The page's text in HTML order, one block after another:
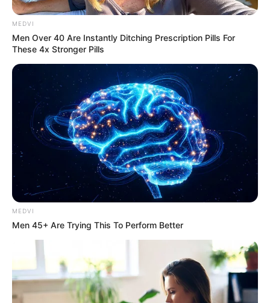
MEDVI
Men Over 40 Are Instantly Ditching Prescription Pills For
These 4x Stronger Pills
MEDVI
Men 45+ Are Trying This To Perform Better